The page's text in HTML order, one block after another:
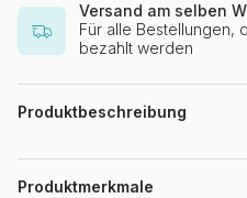
Versand am selben
Für alle Bestellungen,
bezahlt werden
Produktbeschreibung
Puzzle 2000 Teile
Produktmerkmale